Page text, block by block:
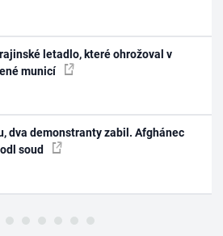
letadlo, které ohrožoval v
municí
dva demonstranty zabil. Afghánec
soud